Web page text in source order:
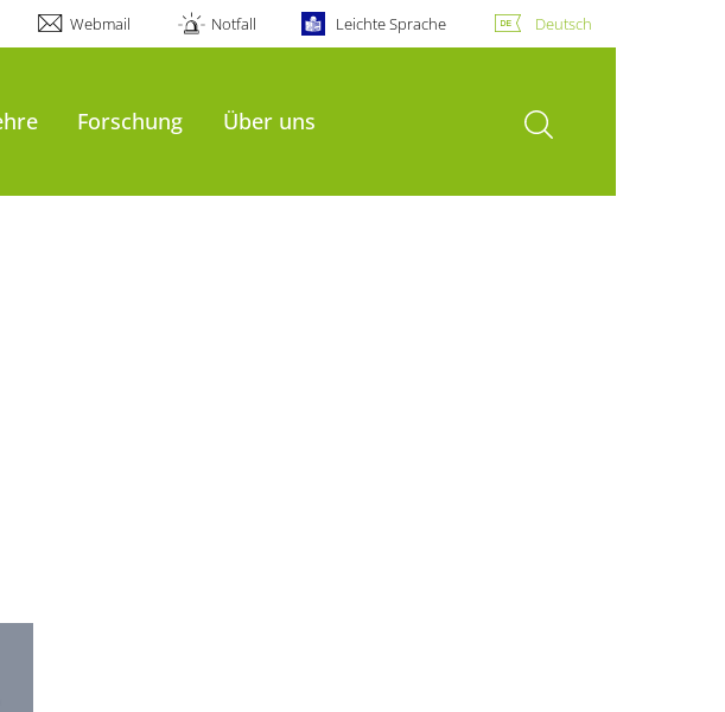
Webmail Notfall Leichte Sprache Deutsch
Forschung Über uns Suche öffnen